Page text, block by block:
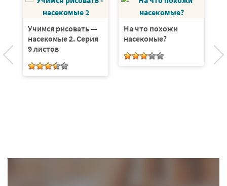
Учимся рисовать —
насекомые 2. Серия
9 листов
На что похожи
насекомые?